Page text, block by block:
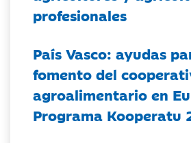
profesionales
País Vasco: ayudas
fomento del
agroalimentario en
Programa Kooperatu